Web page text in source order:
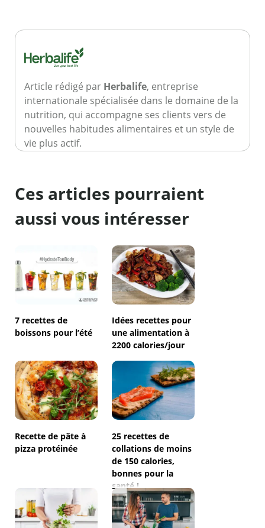
Article rédigé par Herbalife, entreprise
internationale spécialisée dans le domaine de la
nutrition, qui accompagne ses clients vers de
nouvelles habitudes alimentaires et un style de
vie plus actif.
Ces articles pourraient
aussi vous intéresser
7 recettes de
boissons pour l’été
Idées recettes pour
une alimentation à
2200 calories/jour
Recette de pâte à
pizza protéinée
25 recettes de
collations de moins
de 150 calories,
bonnes pour la
santé !